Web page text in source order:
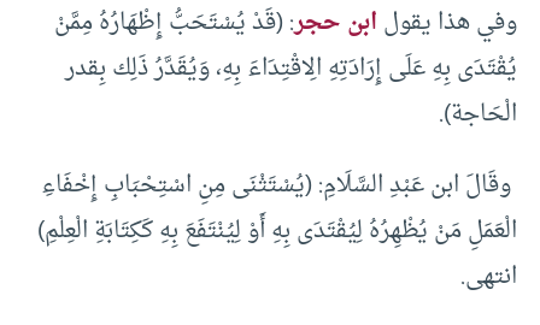
وفي هذا يقولابن حجر: (قَدْ يُسْتَحَبُّ إِظْهَارُهُ مِمَّنْ
يُقْتَدَى بِهِ عَلَى إِرَادَتِهِ الِاقْتِدَاءَ بِهِ، وَيُقَدَّرُ ذَلِك بِقدر
الْحَاجة).
وقَالَ ابن عَبْدِ السَّلَامِ: (يُسْتَثْنَى مِنِ اسْتِحْبَابِ إِخْفَاءِ
الْعَمَلِ مَنْ يُظْهِرُهُ لِيُقْتَدَى بِهِ أَوْ لِيُنْتَفَعَ بِهِ كَكِتَابَةِ الْعِلْمِ)
انتهى.